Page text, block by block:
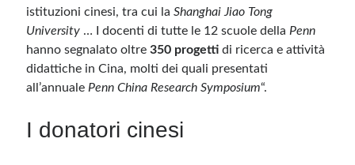
istituzioni cinesi, tra cui laShanghai Jiao Tong
University … I docenti di tutte le 12 scuole della Penn
hanno segnalato oltre350 progetti di ricerca e attività
didattiche in Cina, molti dei quali presentati
all’annuale Penn China Research Symposium“.
I donatori cinesi